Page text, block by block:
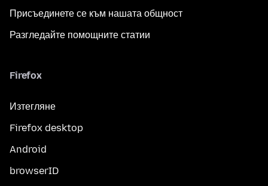
Присъединете се към нашата общност
Разгледайте помощните статии
Firefox
Изтегляне
Firefox desktop
Android
browserID